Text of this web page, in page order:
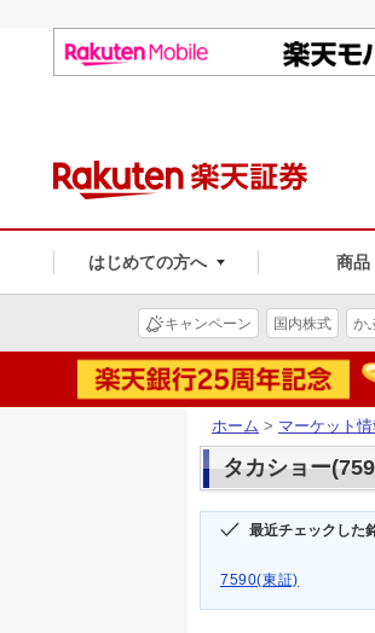
はじめての方へ 商品
キャンペーン 国内株式 か
ホーム > マーケット情
タカショー
最近チェックした
7590(東証)